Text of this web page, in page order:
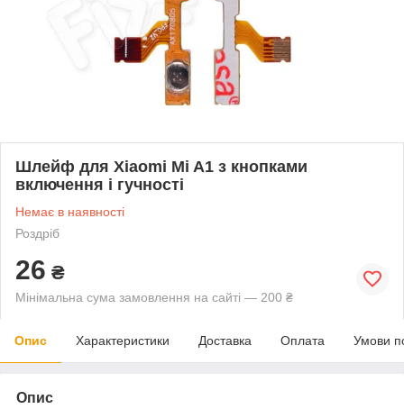
Шлейф для Xiaomi Mi A1 з кнопками
включення і гучності
Немає в наявності
Роздріб
26 ₴
Мінімальна сума замовлення на сайті — 200 ₴
Опис Характеристики Доставка Оплата Умови
Опис